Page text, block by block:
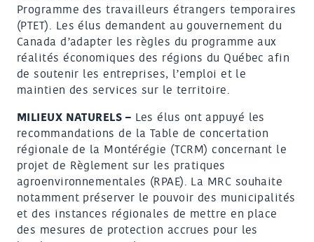
Programme des travailleurs étrangers temporaires
(PTET). Les élus demandent au gouvernement du
Canada d’adapter les règles du programme aux
réalités économiques des régions du Québec afin
de soutenir les entreprises, l’emploi et le
maintien des services sur le territoire.
MILIEUX NATURELS – Les élus ont appuyé les
recommandations de la Table de concertation
régionale de la Montérégie (TCRM) concernant le
projet de Règlement sur les pratiques
agroenvironnementales (RPAE). La MRC souhaite
notamment préserver le pouvoir des municipalités
et des instances régionales de mettre en place
des mesures de protection accrues pour les